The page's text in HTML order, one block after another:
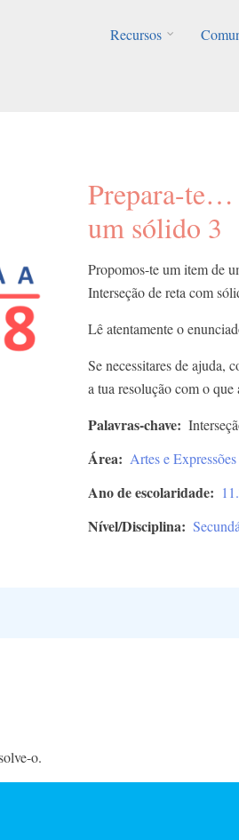
Recursos
Prepara-te…
um sólido 3
Propomos-te um item de
Interseção de reta com
Lê atentamente o
Se necessitares de ajuda,
a tua resolução com o que
Palavras-chave
Área Artes e Expressões
Ano de escolaridade
Nível/Disciplina
o.